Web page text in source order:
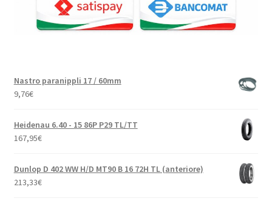
Nastro paranippli 17 / 60mm
9,76€
Heidenau 6.40 - 15 86P P29 TL/TT
167,95€
Dunlop D 402 WW H/D MT90 B 16 72H TL (anteriore)
213,33€